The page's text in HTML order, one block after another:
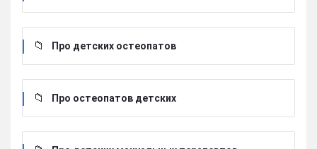
Про детских остеопатов
Про остеопатов детских